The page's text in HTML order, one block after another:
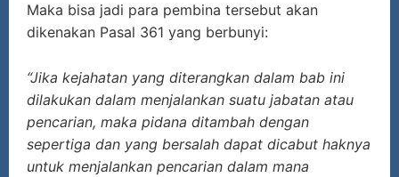
Maka bisa jadi para pembina tersebut akan
dikenakan Pasal 361 yang berbunyi:
“Jika kejahatan yang diterangkan dalam bab ini
dilakukan dalam menjalankan suatu jabatan atau
pencarian, maka pidana ditambah dengan
sepertiga dan yang bersalah dapat dicabut haknya
untuk menjalankan pencarian dalam mana